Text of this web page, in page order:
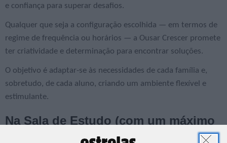
e confiança para superar desafios.
Qualquer que seja a configuração escolhida — em termos de
regime de frequência ou horários — a Ousar Crescer promete
ter criatividade e determinação para encontrar soluções.
O objetivo é adaptar-se às necessidades de cada família e,
sobretudo, de cada aluno, criando um ambiente flexível e
estimulante.
Na Sala de Estudo (com um máximo
de 10 crianças por adulto), os alunos